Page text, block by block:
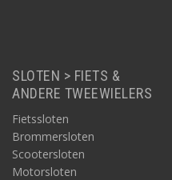
SLOTEN > FIETS &
ANDERE TWEEWIELERS
Fietssloten
Brommersloten
Scootersloten
Motorsloten